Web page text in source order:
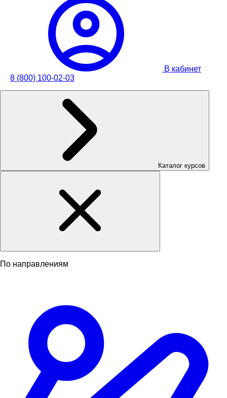
В кабинет
8 (800) 100-02-03
Каталог курсов
По направлениям